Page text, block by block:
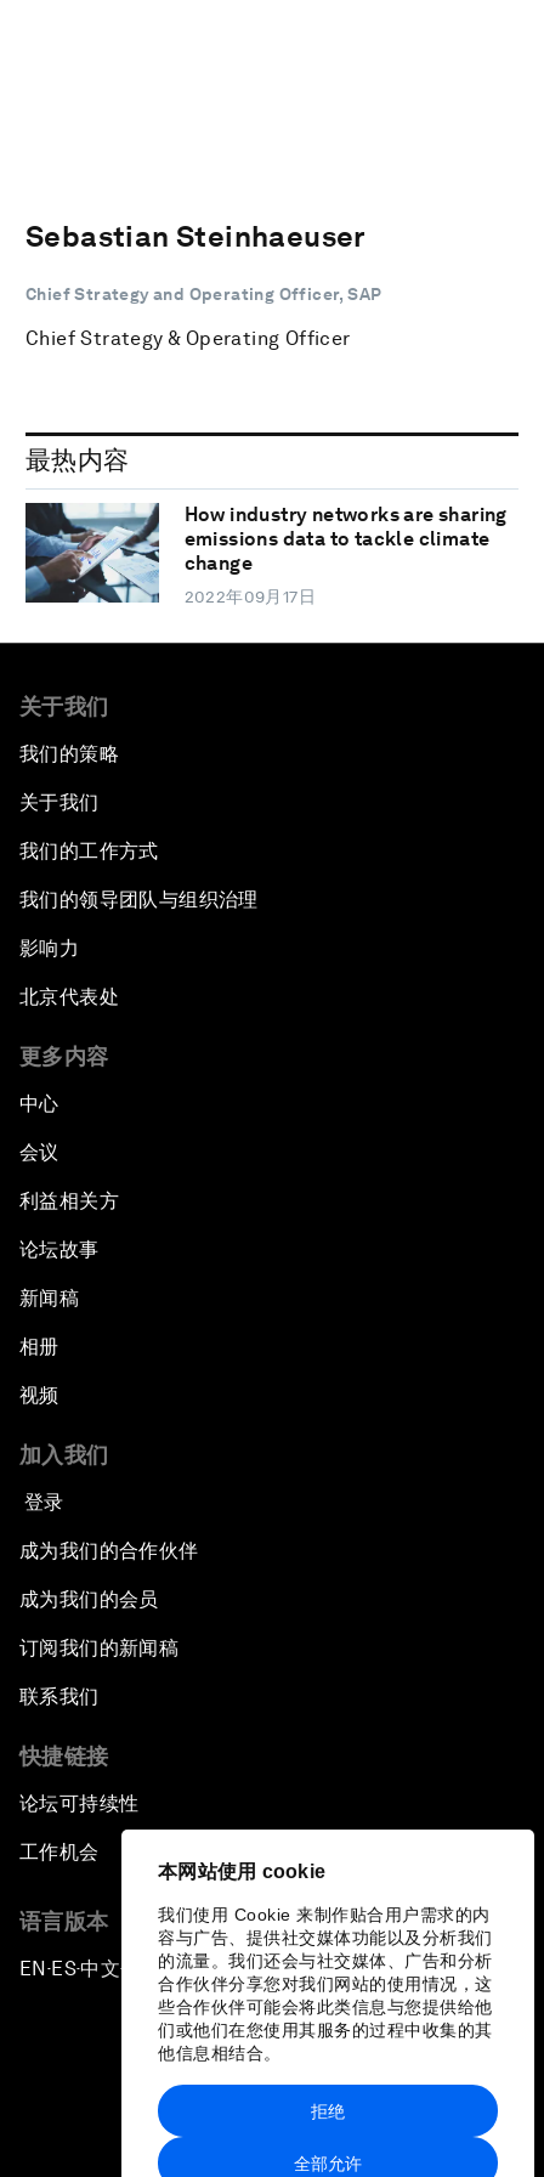
本网站使用 cookie
我们使用 Cookie 来制作贴合用户需求的内
容与广告、提供社交媒体功能以及分析我们
的流量。我们还会与社交媒体、广告和分析
合作伙伴分享您对我们网站的使用情况，这
些合作伙伴可能会将此类信息与您提供给他
们或他们在您使用其服务的过程中收集的其
他信息相结合。
全部允许
拒绝
Sebastian Steinhaeuser
Chief Strategy and Operating Officer, SAP
Chief Strategy & Operating Officer
最热内容
How industry networks are sharing
emissions data to tackle climate
change
2022年09月17日
关于我们
我们的策略
关于我们
我们的工作方式
我们的领导团队与组织治理
影响力
北京代表处
更多内容
中心
会议
利益相关方
论坛故事
新闻稿
相册
视频
加入我们
登录
成为我们的合作伙伴
成为我们的会员
订阅我们的新闻稿
联系我们
快捷链接
论坛可持续性
工作机会
语言版本
EN ▪ ES▪中文▪ 日本語